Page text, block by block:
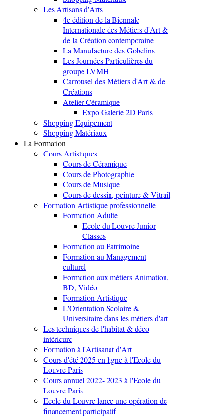
Les Artisans d'Arts
4e édition de la Biennale
Internationale des Métiers d'Art &
de la Création contemporaine
La Manufacture des Gobelins
Les Journées Particulières du
groupe LVMH
Carrousel des Métiers d'Art & de
Créations
Atelier Céramique
Expo Galerie 2D Paris
Shopping Equipement
Shopping Matériaux
La Formation
Cours Artistiques
Cours de Céramique
Cours de Photographie
Cours de Musique
Cours de dessin, peinture & Vitrail
Formation Artistique professionnelle
Formation Adulte
Ecole du Louvre Junior
Classes
Formation au Patrimoine
Formation au Management
culturel
Formation aux métiers Animation,
BD, Vidéo
Formation Artistique
L'Orientation Scolaire &
Universitaire dans les métiers d'art
Les techniques de l'habitat & déco
intérieure
Formation à l'Artisanat d'Art
Cours d'été 2025 en ligne à l'Ecole du
Louvre Paris
Cours annuel 2022- 2023 à l'Ecole du
Louvre Paris
Ecole du Louvre lance une opération de
financement participatif